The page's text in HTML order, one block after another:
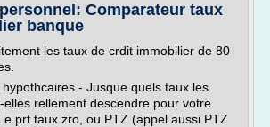
Comparateur taux
banque
les taux de crdit immobilier de 80
- Jusque quels taux les
elles rellement descendre pour votre
prt taux zro, ou PTZ (appel aussi PTZ